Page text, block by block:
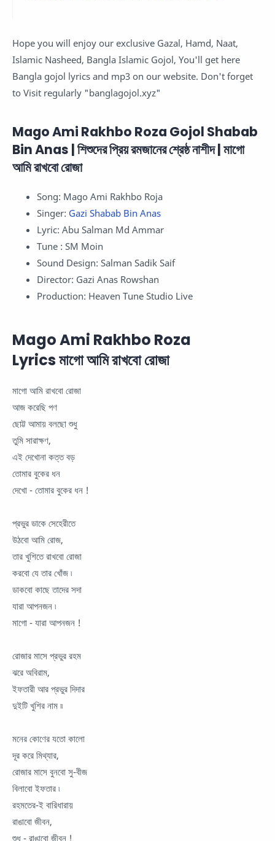
Hope you will enjoy our exclusive Gazal, Hamd, Naat,
Islamic Nasheed, Bangla Islamic Gojol, You'll get here
Bangla gojol lyrics and mp3 on our website. Don't forget
to Visit regularly "banglagojol.xyz"
Mago Ami Rakhbo Roza Gojol Shabab
Bin Anas | শিশুদের প্রিয় রমজানের শ্রেষ্ঠ নাশীদ | মাগো
আমি রাখবো রোজা
Song: Mago Ami Rakhbo Roja
Singer: Gazi Shabab Bin Anas
Lyric: Abu Salman Md Ammar
Tune : SM Moin
Sound Design: Salman Sadik Saif
Director: Gazi Anas Rowshan
Production: Heaven Tune Studio Live
Mago Ami Rakhbo Roza
Lyrics মাগো আমি রাখবো রোজা
মাগো আমি রাখবো রোজা
আজ করেছি পণ
ছোট্ট আমায় বলছো শুধু
তুমি সারাক্ষণ,
এই দেখোনা কত্ত বড়
তোমার বুকের ধন
দেখো - তোমার বুকের ধন !
প্রভুর ডাকে সেহেরীতে
উঠবো আমি রোজ,
তার খুশিতে রাখবো রোজা
করবো যে তার খোঁজ ৷
ডাকবো কাছে তাদের সদা
যারা আপনজন ৷
মাগো - যারা আপনজন !
রোজার মাসে প্রভুর রহম
ঝরে অবিরাম,
ইফতারী আর প্রভুর দিদার
দুইটি খুশির নাম ৷৷
মনের কোণের যতো কালো
দূর করে মিথ্যার,
রোজার মাসে বুনবো সু-বীজ
বিলাবো ইফতার ৷
রহমতের-ই বারিধারায়
রাঙাবো জীবন,
শুধু - রাঙাবো জীবন !